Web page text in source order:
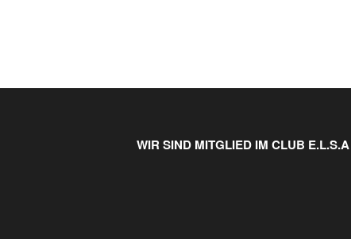
WIR SIND MITGLIED IM CLUB E.L.S.A